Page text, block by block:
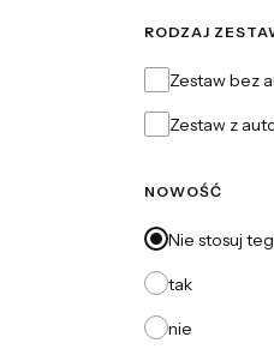
RODZAJ
Rodzaj zestawu
Zestaw bez
Zestaw z
NOWOŚĆ
Nie stosuj
tak
nie